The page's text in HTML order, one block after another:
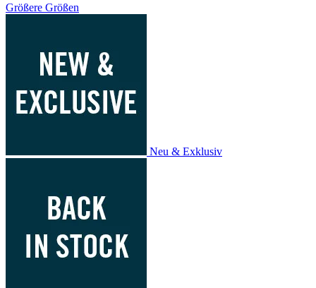
Größere Größen
Neu & Exklusiv